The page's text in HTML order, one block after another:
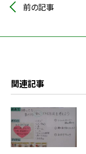
前の記事
関連記事